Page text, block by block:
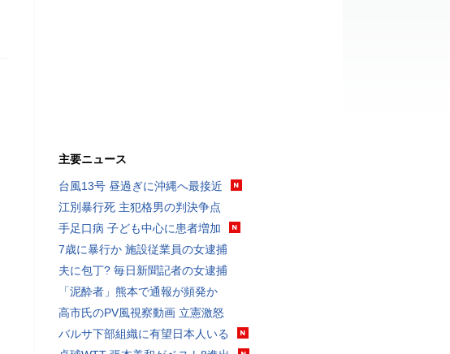
主要ニュース
台風13号 昼過ぎに沖縄へ最接近
江別暴行死 主犯格男の判決争点
手足口病 子ども中心に患者増加
7歳に暴行か 施設従業員の女逮捕
夫に包丁? 毎日新聞記者の女逮捕
「泥酔者」熊本で通報が頻発か
高市氏のPV風視察動画 立憲激怒
バルサ下部組織に有望日本人いる